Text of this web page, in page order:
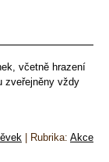
včetně hrazení
zveřejněny vždy
Rubrika: Akce